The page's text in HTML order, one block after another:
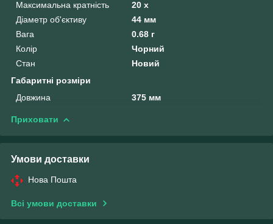
Максимальна кратність
20 х
Діаметр об'єктиву
44 мм
Вага
0.68 г
Колір
Чорний
Стан
Новий
Габаритні розміри
Довжина
375 мм
Приховати
Умови доставки
Нова Пошта
Всі умови доставки